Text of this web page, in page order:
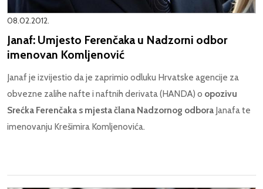
08.02.2012.
Janaf: Umjesto Ferenčaka u Nadzorni odbor
imenovan Komljenović
Janaf je izvijestio da je zaprimio odluku Hrvatske agencije za
obvezne zalihe nafte i naftnih derivata (HANDA) o opozivu
Srećka Ferenčaka s mjesta člana Nadzornog odbora Janafa te
imenovanju Krešimira Komljenovića.